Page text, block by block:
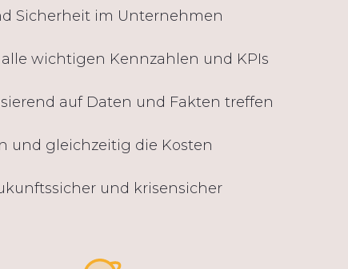
Sicherheit im Unternehmen
wichtigen Kennzahlen und KPIs
auf Daten und Fakten treffen
und gleichzeitig die Kosten
und krisensicher